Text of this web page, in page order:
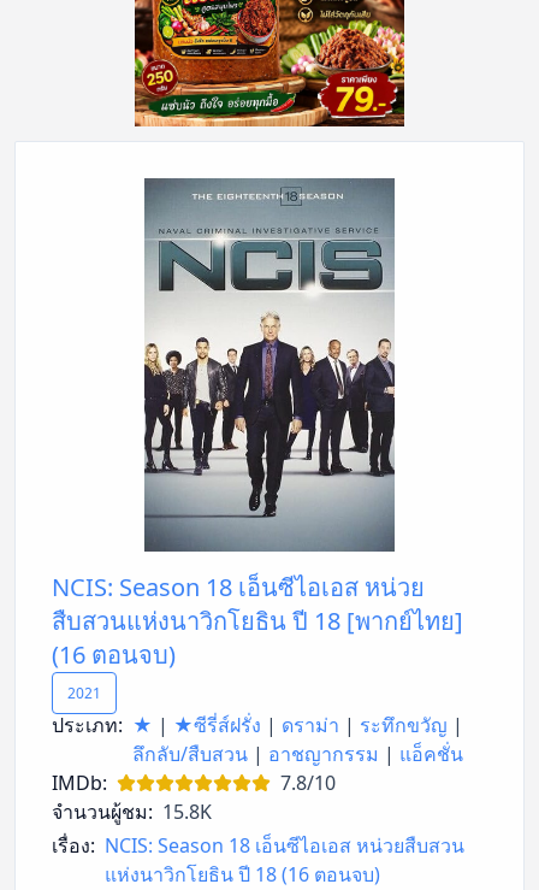
NCIS: Season 18 เอ็นซีไอเอส หน่วย
สืบสวนแห่งนาวิกโยธิน ปี 18 [พากย์ไทย]
(16 ตอนจบ)
2021
ประเภท: ★ | ★ซีรี่ส์ฝรั่ง | ดราม่า | ระทึกขวัญ |
ลึกลับ/สืบสวน | อาชญากรรม | แอ็คชั่น
IMDb:
7.8/10
จำนวนผู้ชม: 15.8K
เรื่อง: NCIS: Season 18 เอ็นซีไอเอส หน่วยสืบสวน
แห่งนาวิกโยธิน ปี 18 (16 ตอนจบ)